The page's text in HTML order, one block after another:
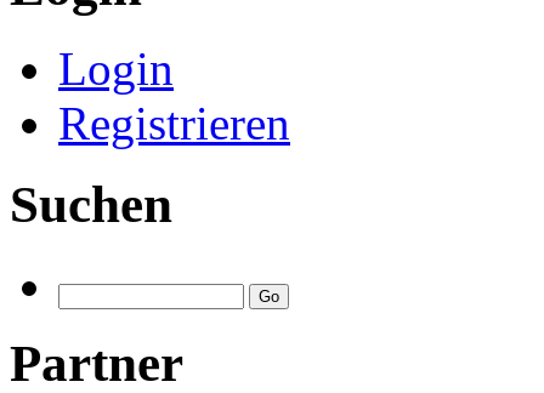
Login
Registrieren
Suchen
Partner